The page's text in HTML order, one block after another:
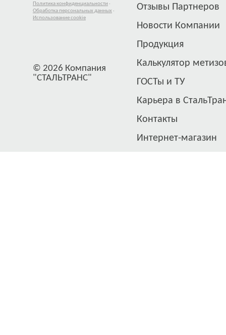
Политика конфиденциальности ·
Обработка персональных данных ·
Использование cookie
© 2026 Компания
"СТАЛЬТРАНС"
Отзывы Партнеров
Новости Компании
Продукция
Калькулятор
ГОСТы и ТУ
Карьера в
Контакты
Интернет-магазин